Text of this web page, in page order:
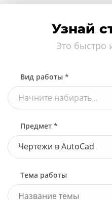
Узнай
Это быстро
Вид работы *
Начните набирать...
Предмет *
Чертежи в AutoCad
Тема работы